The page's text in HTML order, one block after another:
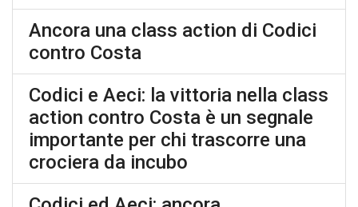
Ancora una class action di Codici
contro Costa
Codici e Aeci: la vittoria nella class
action contro Costa è un segnale
importante per chi trascorre una
crociera da incubo